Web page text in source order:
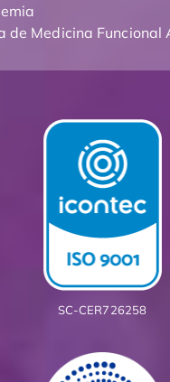
de Medicina Funcional
SC-CER726258